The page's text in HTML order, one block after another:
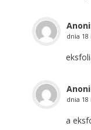
dnia 18
dnia 18
a